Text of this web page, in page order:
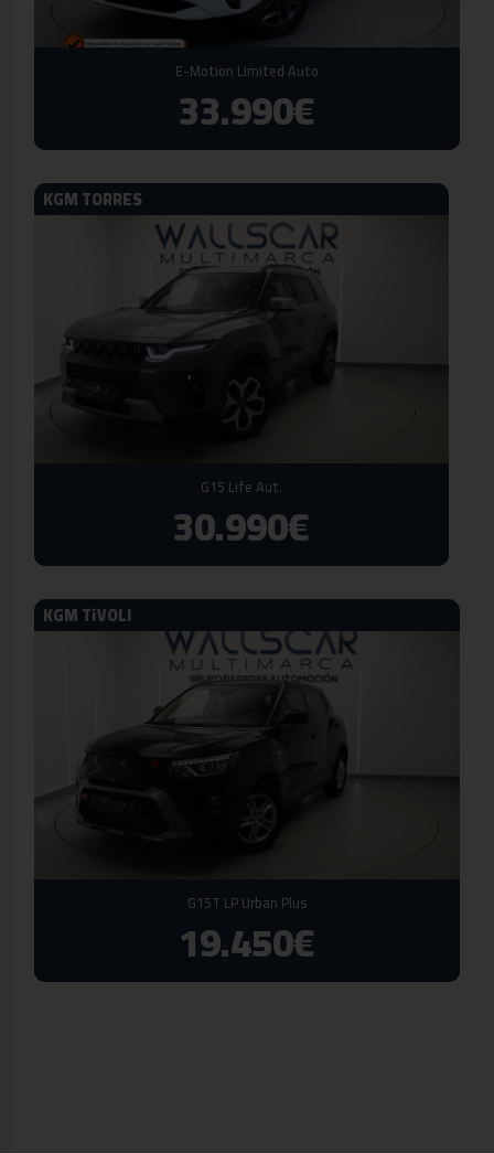
E-Motion Limited Auto
33.990€
KGM TORRES
G15 Life Aut.
30.990€
KGM TíVOLI
G15T LP Urban Plus
19.450€